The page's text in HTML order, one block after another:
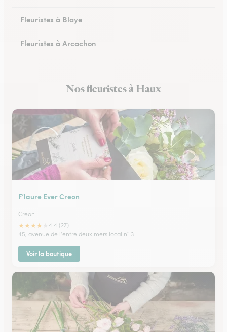
Fleuristes à Blaye
Fleuristes à Arcachon
Fleuristes à PessacNos fleuristes à Haux
F’laure Ever Creon
Creon
★★★★
4.4 (27)
45, avenue de l'entre deux mers local n° 3
Voir la boutique